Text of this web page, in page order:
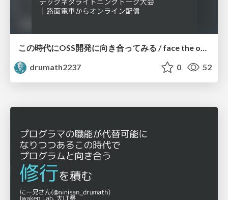
この時代にOSS開発に向き合ってみる / face the oss development in this era
drumath2237
0 52